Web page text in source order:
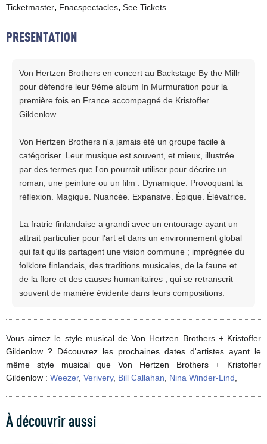
Ticketmaster, Fnacspectacles, See Tickets
PRESENTATION
Von Hertzen Brothers en concert au Backstage By the Millr
pour défendre leur 9ème album In Murmuration pour la
première fois en France accompagné de Kristoffer
Gildenlow.
Von Hertzen Brothers n'a jamais été un groupe facile à
catégoriser. Leur musique est souvent, et mieux, illustrée
par des termes que l'on pourrait utiliser pour décrire un
roman, une peinture ou un film : Dynamique. Provoquant la
réflexion. Magique. Nuancée. Expansive. Épique. Élévatrice.
La fratrie finlandaise a grandi avec un entourage ayant un
attrait particulier pour l'art et dans un environnement global
qui fait qu'ils partagent une vision commune ; imprégnée du
folklore finlandais, des traditions musicales, de la faune et
de la flore et des causes humanitaires ; qui se retranscrit
souvent de manière évidente dans leurs compositions.
Vous aimez le style musical de Von Hertzen Brothers + Kristoffer
Gildenlow ? Découvrez les prochaines dates d'artistes ayant le
même style musical que Von Hertzen Brothers + Kristoffer
Gildenlow : Weezer, Verivery, Bill Callahan Nina Winder-Lind
À découvrir aussi